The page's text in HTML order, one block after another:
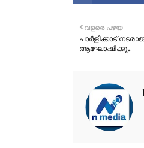
വളരെ പഴയ
പാർളിക്കാട്
ആഘോഷിക്കും.